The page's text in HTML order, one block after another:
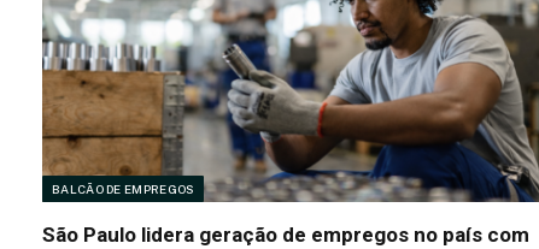
BALCÃO DE EMPREGOS
São Paulo lidera geração de empregos no país com